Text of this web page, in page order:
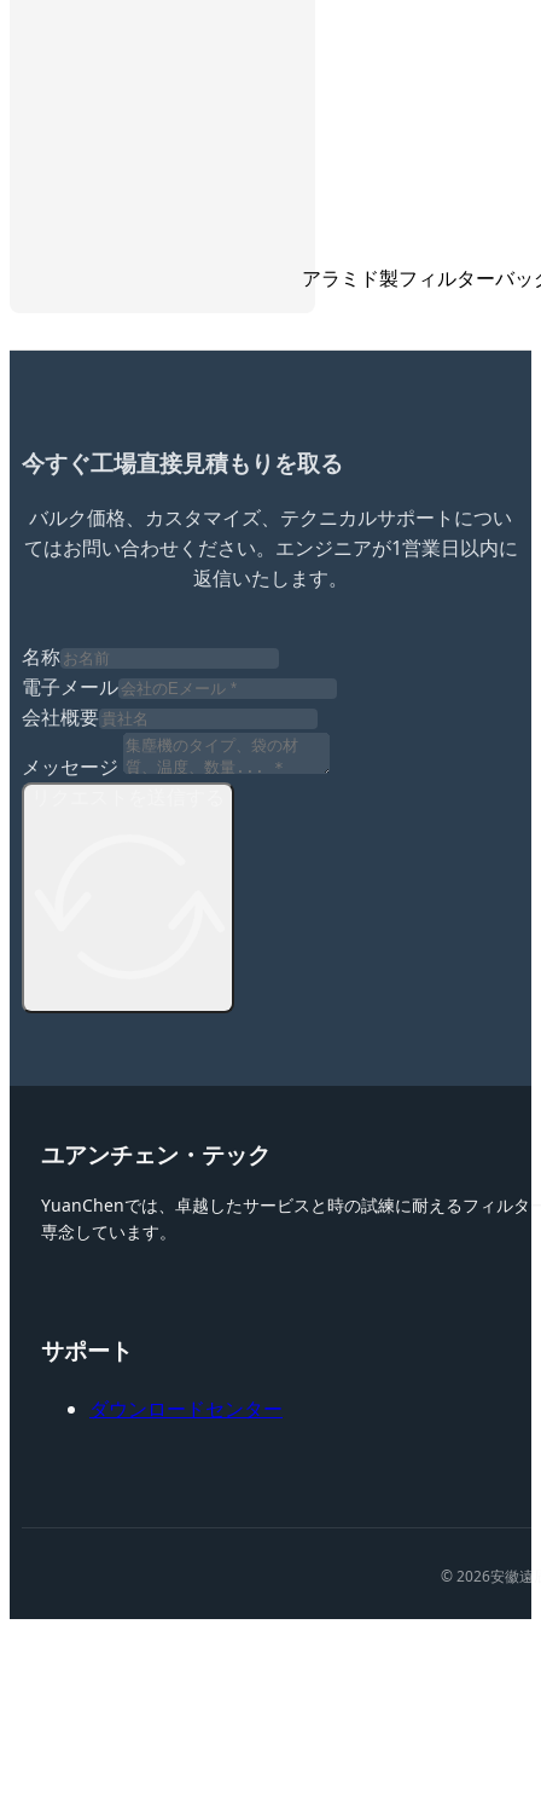
アラミド製フィルターバッ
今すぐ工場直接見積もりを取る
バルク価格、カスタマイズ、テクニカルサポートについ
てはお問い合わせください。エンジニアが1営業日以内に
返信いたします。
名称
電子メール
会社概要
メッセージ
ユアンチェン・テック
YuanChenでは、卓越したサービスと時の試練に耐えるフィルタ
専念しています。
サポート
ダウンロードセンター
© 2026安徽遠